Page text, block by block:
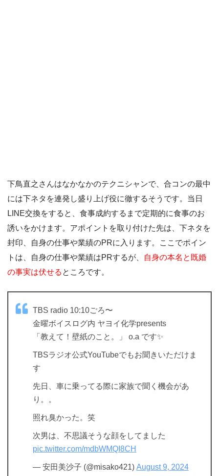
下鳥直之さんはなかなかのテクニシャンで、合コンの最中
には下ネタを連発し盛り上げ役に徹するそうです。当日
LINE交換をすると、食事成約するまで定期的に食事のお
誘いをかけます。アポイントを取り付けた先は、下ネタを
封印、自身の仕事や業績のPRに入ります。ここでポイン
トは、自身の仕事や業績はPRするが、
自身の本名と既婚
の事実は伏せる ところです。
TBS radio 10:10ごろ〜
金曜ボイスログ内 ヤヨイ化学presents
「教えて！壁紙のこと。」 o.a です✨
TBSラジオ公式YouTubeでもお聞きいただけま
す
先日、車に乗ってる際に家族で聞く機会があ
り。。
照れ臭かった。笑
次男は、不思議そうな顔をしてました
pic.twitter.com/mdbWMQI8CH
— 安田美沙子 (@misako421) August 9, 2024